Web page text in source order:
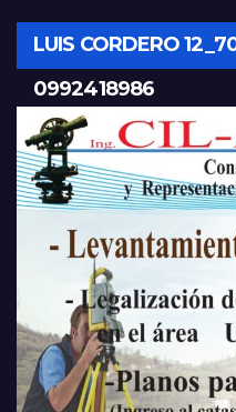
LUIS CORDERO
0992418986